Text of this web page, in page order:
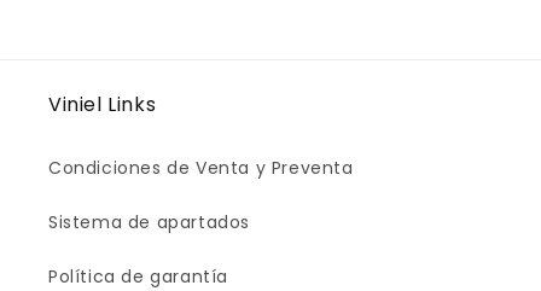
Viniel Links
Condiciones de Venta y Preventa
Sistema de apartados
Política de garantía